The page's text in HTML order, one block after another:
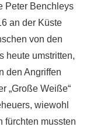
Peter Benchleys
an der Küste
von den
heute umstritten,
den Angriffen
„Große Weiße“
wiewohl
fürchten mussten